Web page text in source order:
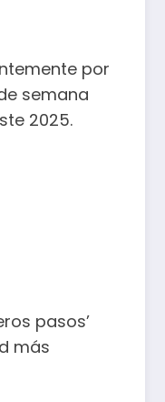
por
semana
2025.
pasos’
más